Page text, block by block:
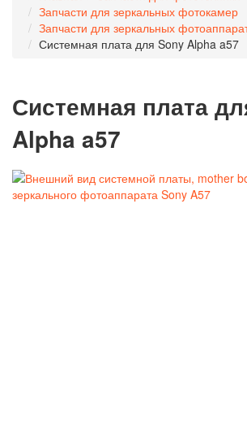
Запчасти для зеркальных фотокамер
Запчасти для зеркальных
Системная плата для Sony Alpha a57
Системная плата
Alpha a57